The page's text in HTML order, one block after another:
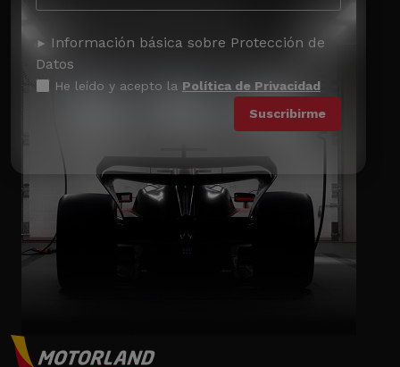
Información básica sobre Protección de
Datos
He leído y acepto la Política de Privacidad